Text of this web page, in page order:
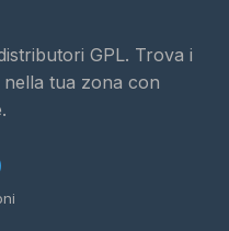
GPL. Trova i
tua zona con